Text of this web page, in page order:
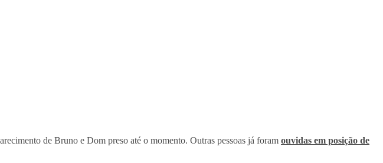
de Bruno e Dom preso até o momento. Outras pessoas já foram ouvidas em posição de